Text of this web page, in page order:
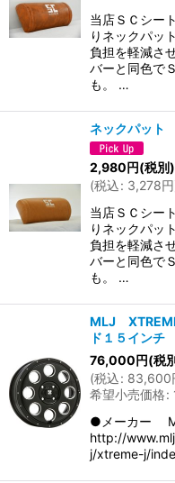
当店ＳＣシー
りネックパッ
負担を軽減さ
バーと同色で
も。 …
ネックパット
2,980円(税別)
(税込: 3,278円
当店ＳＣシー
りネックパッ
負担を軽減さ
バーと同色で
も。 …
MLJ
ド１５イン
76,000円(税
(税込: 83,600
希望小売価格:
●メーカー
http://
j/xtreme-j/